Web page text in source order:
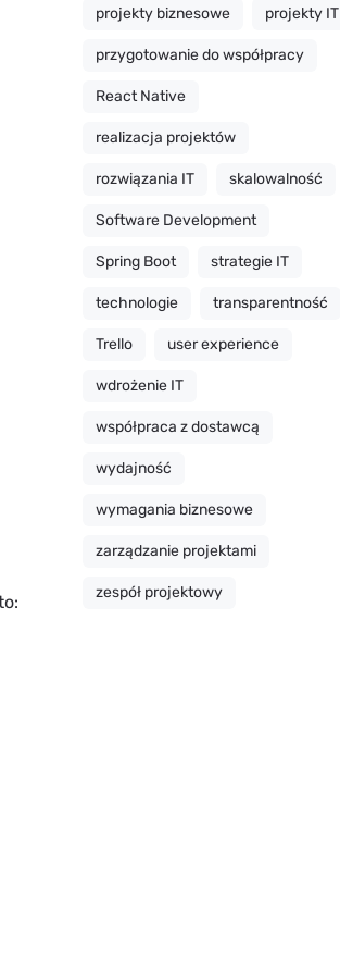
projekty biznesowe projekty IT
przygotowanie do współpracy
React Native
realizacja projektów
rozwiązania IT skalowalność
Software Development
Spring Boot strategie IT
technologie transparentność
Trello user experience
wdrożenie IT
współpraca z dostawcą
wydajność
wymagania biznesowe
zarządzanie projektami
zespół projektowy